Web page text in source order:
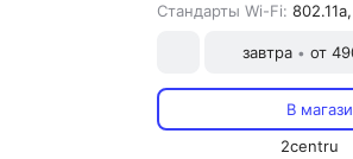
Стандарты Wi-Fi:
завтра • от
В
2centru